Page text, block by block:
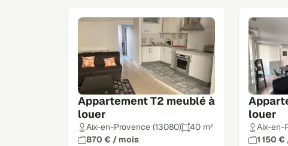
Appartement T2 meublé à
louer
Aix-en-Provence (13080)
40 m²
870 € / mois
louer
Aix-en-
1 150